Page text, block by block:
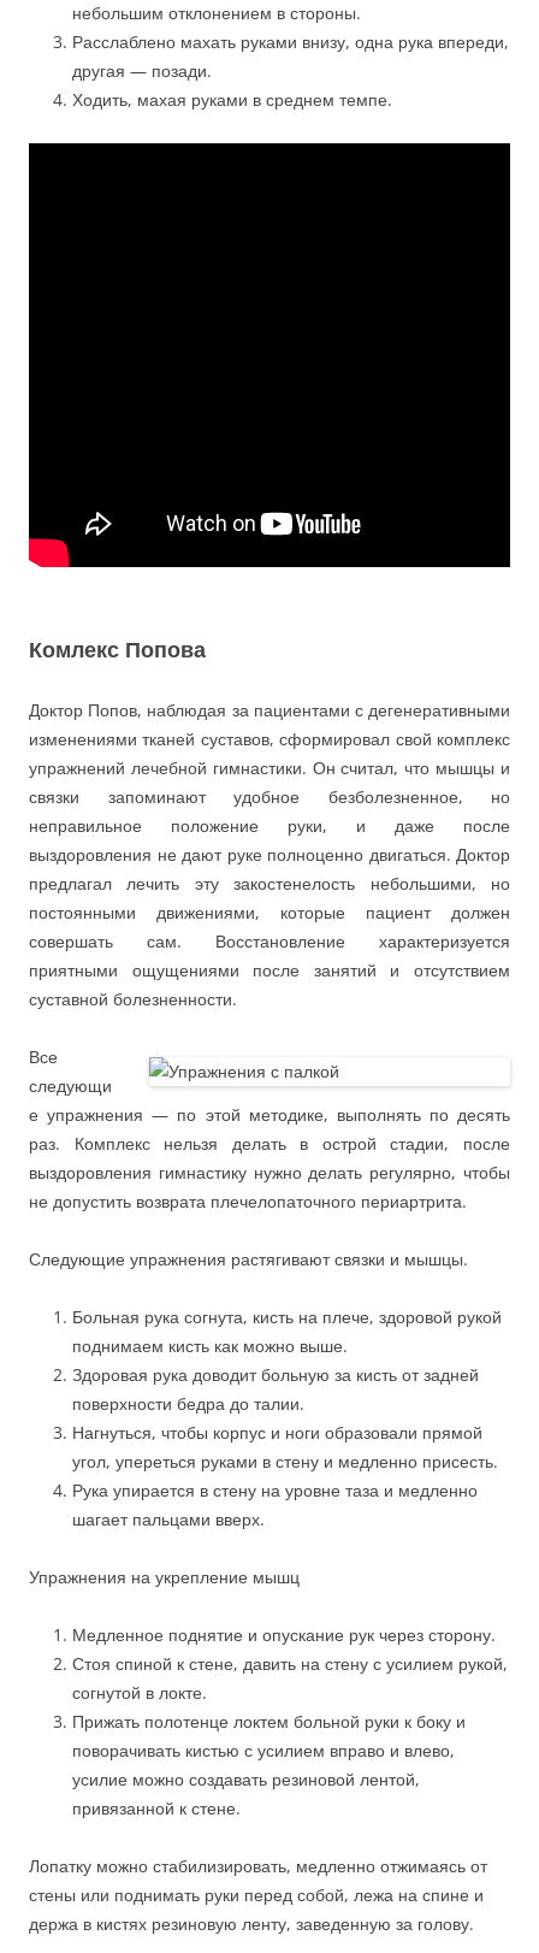
небольшим отклонением в стороны.
Расслаблено махать руками внизу, одна рука впереди,
другая — позади.
Ходить, махая руками в среднем темпе.
Комлекс Попова
Доктор Попов, наблюдая за пациентами с дегенеративными
изменениями тканей суставов, сформировал свой комплекс
упражнений лечебной гимнастики. Он считал, что мышцы и
связки запоминают удобное безболезненное, но
неправильное положение руки, и даже после
выздоровления не дают руке полноценно двигаться. Доктор
предлагал лечить эту закостенелость небольшими, но
постоянными движениями, которые пациент должен
совершать сам. Восстановление характеризуется
приятными ощущениями после занятий и отсутствием
суставной болезненности.
Все
следующи
е упражнения — по этой методике, выполнять по десять
раз. Комплекс нельзя делать в острой стадии, после
выздоровления гимнастику нужно делать регулярно, чтобы
не допустить возврата плечелопаточного периартрита.
Следующие упражнения растягивают связки и мышцы.
Больная рука согнута, кисть на плече, здоровой рукой
поднимаем кисть как можно выше.
Здоровая рука доводит больную за кисть от задней
поверхности бедра до талии.
Нагнуться, чтобы корпус и ноги образовали прямой
угол, упереться руками в стену и медленно присесть.
Рука упирается в стену на уровне таза и медленно
шагает пальцами вверх.
Упражнения на укрепление мышц
Медленное поднятие и опускание рук через сторону.
Стоя спиной к стене, давить на стену с усилием рукой,
согнутой в локте.
Прижать полотенце локтем больной руки к боку и
поворачивать кистью с усилием вправо и влево,
усилие можно создавать резиновой лентой,
привязанной к стене.
Лопатку можно стабилизировать, медленно отжимаясь от
стены или поднимать руки перед собой, лежа на спине и
держа в кистях резиновую ленту, заведенную за голову.